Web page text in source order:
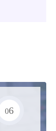
06